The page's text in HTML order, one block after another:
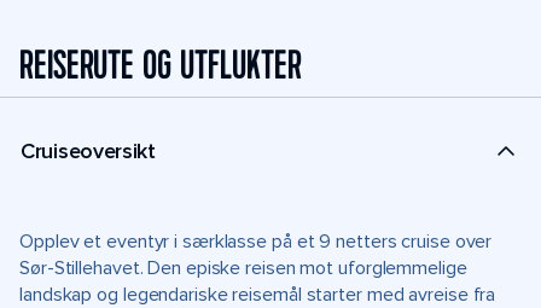
REISERUTE OG UTFLUKTER
Cruiseoversikt
Opplev et eventyr i særklasse på et 9 netters cruise over
Sør-Stillehavet. Den episke reisen mot uforglemmelige
landskap og legendariske reisemål starter med avreise fra